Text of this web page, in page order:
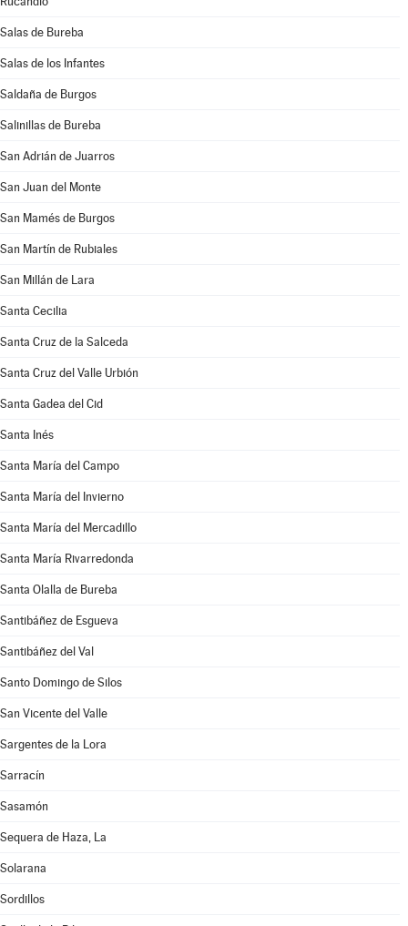
Salas de Bureba
Salas de los Infantes
Saldaña de Burgos
Salinillas de Bureba
San Adrián de Juarros
San Juan del Monte
San Mamés de Burgos
San Martín de Rubiales
San Millán de Lara
Santa Cecilia
Santa Cruz de la Salceda
Santa Cruz del Valle Urbión
Santa Gadea del Cid
Santa Inés
Santa María del Campo
Santa María del Invierno
Santa María del Mercadillo
Santa María Rivarredonda
Santa Olalla de Bureba
Santibáñez de Esgueva
Santibáñez del Val
Santo Domingo de Silos
San Vicente del Valle
Sargentes de la Lora
Sarracín
Sasamón
Sequera de Haza, La
Solarana
Sordillos